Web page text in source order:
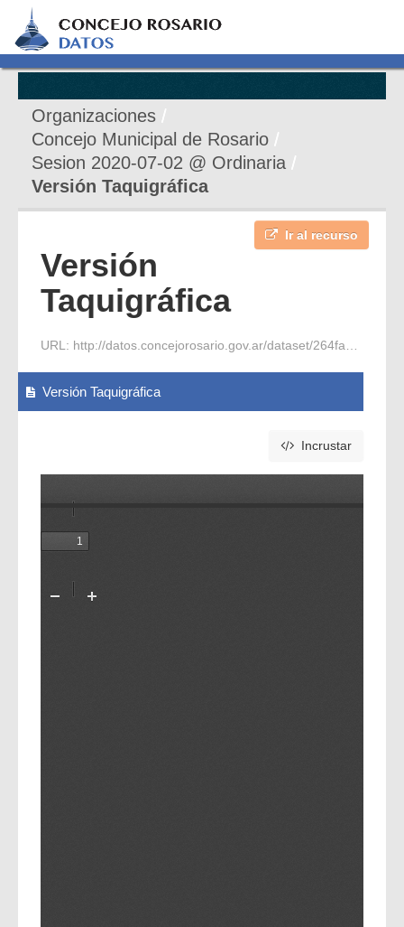
Organizaciones
Concejo Municipal de Rosario
Sesion 2020-07-02 @ Ordinaria
Versión Taquigráfica
Ir al recurso
Versión
Taquigráfica
URL: http://datos.concejorosario.gov.ar/dataset/264faeea-f087-4f48-8b4f-7f0f00d7bae6/resource/227455e2-216a-4623-bf43-1a1bf099db52/download/2020-07-02-s-ordinaria-7-vt.pdf
Versión Taquigráfica
Incrustar